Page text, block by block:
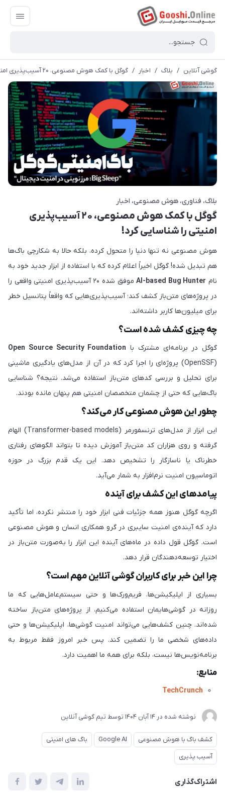
گوشی آنلاین / بلاگ / اخبار / گوگل با کمک هوش مصنوعی، ۲۰ آسیب‌پذیری امنیتی را شناسایی کرد!
بلاگ فناوری هوش مصنوعی اخبار
گوگل با کمک هوش مصنوعی، ۲۰ آسیب‌پذیری
امنیتی را شناسایی کرد!
هوش مصنوعی نه تنها دنیا را متحول کرده، بلکه حالا به شکارچی باگ‌ها
هم تبدیل شده! گوگل اخیراً اعلام کرده که با استفاده از ابزار جدید خود به
نام AI-based Bug Hunter
موفق شده ۲۰ آسیب‌پذیری امنیتی واقعی را
در پروژه‌های متن‌باز کشف کند؛ آسیب‌پذیری‌هایی که واقعاً پتانسیل خطر
برای میلیون‌ها کاربر داشته‌اند.
چه چیزی کشف شده است؟
گوگل در برنامه‌ای مشترک با Open Source Security Foundation
(OpenSSF) پروژه‌ای را اجرا کرد که در آن از مدل‌های یادگیری ماشینی
برای تحلیل و بررسی کدهای متن‌باز استفاده می‌شد. نتیجه؟ شناسایی
باگ‌هایی که حتی از چشمان متخصصان امنیتی هم پنهان مانده بودند.
چطور این هوش مصنوعی کار می‌کند؟
این ابزار از مدل‌های ترنسفورمر (Transformer-based models) الهام
گرفته و روی هزاران کد متن‌باز آموزش دیده تا بتواند الگوهای رفتاری
خطرناک یا ناسازگار را تشخیص دهد. این یک قدم بزرگ در حوزه
اتوماسیون امنیت نرم‌افزار به شمار می‌آید.
پیامدهای این کشف برای آینده
اگرچه گوگل هنوز همه جزئیات فنی ابزار خود را منتشر نکرده، اما تأکید
دارد که آینده‌ی امنیت سایبری در گرو همکاری انسان و هوش مصنوعی
است. گوگل قول داده در ماه‌های آینده این ابزار را به‌صورت متن‌باز در
اختیار توسعه‌دهندگان قرار دهد.
چرا این خبر برای کاربران گوشی آنلاین مهم است؟
بسیاری از اپلیکیشن‌ها، فریم‌ورک‌ها و حتی سیستم‌عامل‌هایی که ما
روزانه در گوشی‌هایمان استفاده می‌کنیم، از پروژه‌های متن‌باز ساخته
شده‌اند. چنین کشف‌هایی می‌تواند امنیت گوشی‌ها، اپلیکیشن‌ها و حتی
داده‌های شخصی ما را تضمین کند. پس خبر امروز فقط مربوط به
برنامه‌نویس‌ها نیست، بلکه برای همه ما اهمیت دارد.
منابع:
TechCrunch
نوشته شده در 14 آبان 1404 توسط تیم گوشی آنلاین
کشف باگ با هوش مصنوعی Google AI
باگ های امنیتی
آسیب پذیری
اشتراک‌گذاری